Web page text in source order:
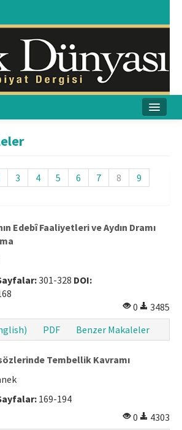
ISSN: 2651-5091
3 4 5 6 7 8
9
Edebî Faaliyetleri ve Aydın Dramı
301-328 DOI:
0
3485
PDF Benzer Makaleler
Tembellik Kavramı
169-194
0
4303